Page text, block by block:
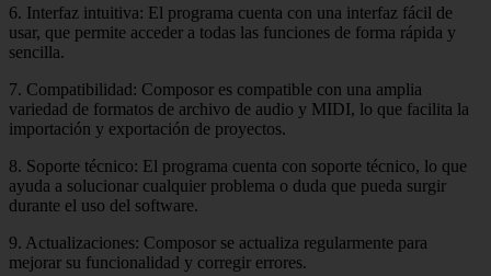
6. Interfaz intuitiva: El programa cuenta con una interfaz fácil de
usar, que permite acceder a todas las funciones de forma rápida y
sencilla.
7. Compatibilidad: Composor es compatible con una amplia
variedad de formatos de archivo de audio y MIDI, lo que facilita la
importación y exportación de proyectos.
8. Soporte técnico: El programa cuenta con soporte técnico, lo que
ayuda a solucionar cualquier problema o duda que pueda surgir
durante el uso del software.
9. Actualizaciones: Composor se actualiza regularmente para
mejorar su funcionalidad y corregir errores.